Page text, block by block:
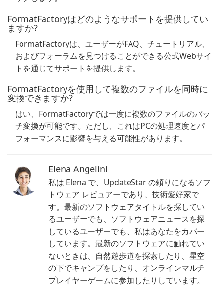
FormatFactoryはどのようなサポートを提供してい
ますか?
FormatFactoryは、ユーザーがFAQ、チュートリアル、
およびフォーラムを見つけることができる公式Webサイ
トを通じてサポートを提供します。
FormatFactoryを使用して複数のファイルを同時に
変換できますか?
はい、FormatFactoryでは一度に複数のファイルのバッ
チ変換が可能です。ただし、これはPCの処理速度とパ
フォーマンスに影響を与える可能性があります。
Elena Angelini
私は Elena で、UpdateStar の頼りになるソフ
トウェア レビュアーであり、技術愛好家で
す。最新のソフトウェアタイトルを探してい
るユーザーでも、ソフトウェアニュースを探
しているユーザーでも、私はあなたをカバー
しています。最新のソフトウェアに触れてい
ないときは、自然遊歩道を探索したり、星空
の下でキャンプをしたり、オンラインマルチ
プレイヤーゲームに参加したりしています。